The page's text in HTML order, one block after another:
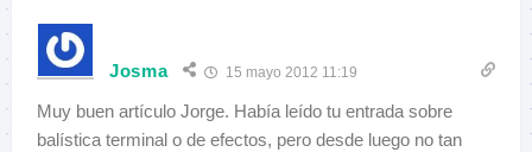
Josma 15 mayo 2012 11:19
Muy buen artículo Jorge. Había leído tu entrada sobre
balística terminal o de efectos, pero desde luego no tan